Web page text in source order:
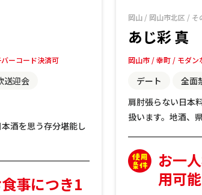
ーコード決済可
送迎会
酒を思う存分堪能し
事につき1
岡山 / 岡山市北区 / そ
あじ彩 真
岡山市 幸町 モダン
デート 全面
肩肘張らない日本
扱います。地酒、
お一
用可能